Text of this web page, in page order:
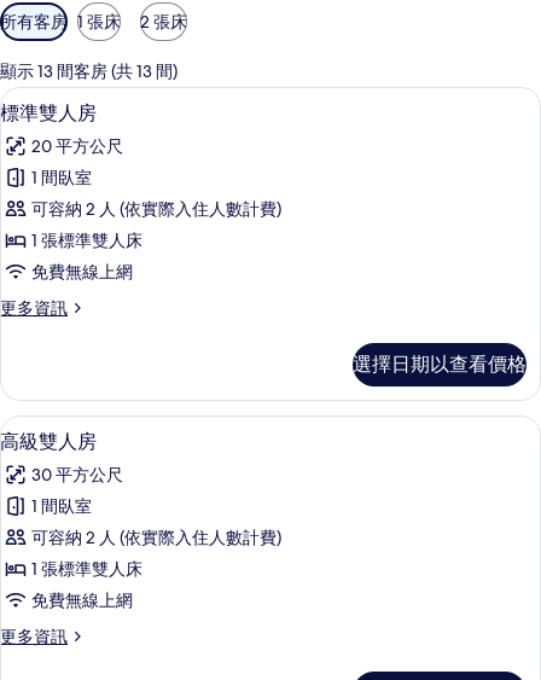
可
用
的
客
房
篩
選
條
所有客房 1 張床 2 張床
顯示 13 間客房 (共 13 間)
顯
示
標
準
雙
人
的
有
相
片
標準雙人房 | 客房內保險箱、書桌、
9
標準雙人房
20 平方公尺
1 間臥室
可容納 2 人 (依實際入住人數計費)
1 張標準雙人床
免費無線上網
更多資訊
更
雙
人
房
詳
情
選擇日期以查看價格
顯
示
高
級
雙
人
的
高級雙人房 | 客房內保險箱、書桌、
8
高級雙人房
30 平方公尺
1 間臥室
可容納 2 人 (依實際入住人數計費)
1 張標準雙人床
免費無線上網
更多資訊
更